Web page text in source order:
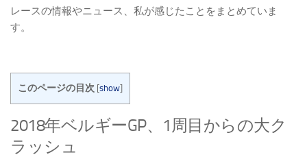
レースの情報やニュース、私が感じたことをまとめていま
す。
このページの目次 [show]
2018年ベルギーGP、1周目からの大ク
ラッシュ